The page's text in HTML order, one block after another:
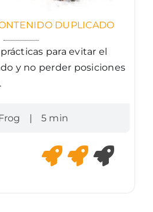
DUPLICADO
para evitar el
y no perder posiciones
| 5 min